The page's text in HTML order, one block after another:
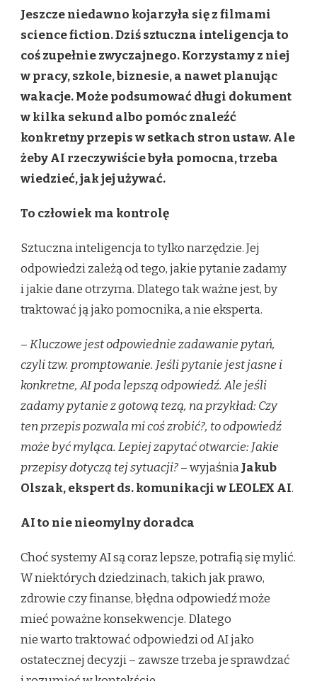
NIE
ZASTĘPUJE
–
JAK
MĄDRZE
I
BEZPIECZNIE
KORZYSTAĆ
ZE
SZTUCZNEJ
Jeszcze niedawno kojarzyła się z filmami
science fiction. Dziś sztuczna inteligencja to
coś zupełnie zwyczajnego. Korzystamy z niej
w pracy, szkole, biznesie, a nawet planując
wakacje. Może podsumować długi dokument
w kilka sekund albo pomóc znaleźć
konkretny przepis w setkach stron ustaw. Ale
żeby AI rzeczywiście była pomocna, trzeba
wiedzieć, jak jej używać.
To człowiek ma kontrolę
Sztuczna inteligencja to tylko narzędzie. Jej
odpowiedzi zależą od tego, jakie pytanie zadamy
i jakie dane otrzyma. Dlatego tak ważne jest, by
traktować ją jako pomocnika, a nie eksperta.
–Kluczowe jest odpowiednie zadawanie pytań,
czyli tzw. promptowanie. Jeśli pytanie jest jasne i
konkretne, AI poda lepszą odpowiedź. Ale jeśli
zadamy pytanie z gotową tezą, na przykład: Czy
ten przepis pozwala mi coś zrobić?, to odpowiedź
może być myląca. Lepiej zapytać otwarcie: Jakie
przepisy dotyczą tej sytuacji?– wyjaśniaJakub
Olszak, ekspert ds. komunikacji w LEOLEX AI.
AI to nie nieomylny doradca
Choć systemy AI są coraz lepsze, potrafią się mylić.
W niektórych dziedzinach, takich jak prawo,
zdrowie czy finanse, błędna odpowiedź może
mieć poważne konsekwencje. Dlatego
nie warto traktować odpowiedzi od AI jako
ostatecznej decyzji – zawsze trzeba je sprawdzać